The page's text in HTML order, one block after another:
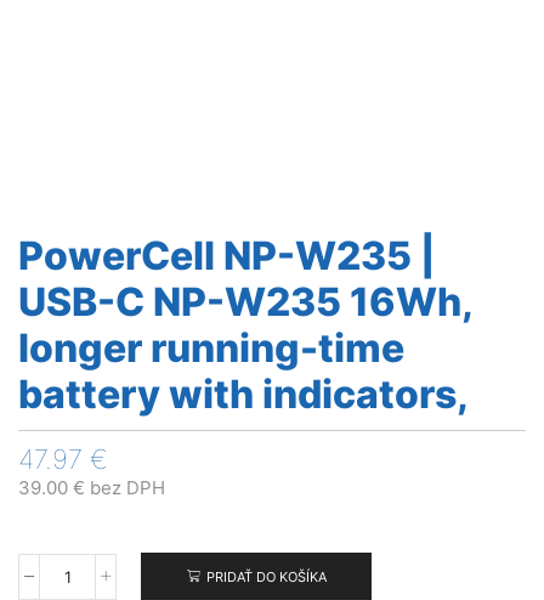
PowerCell NP-W235 |
USB-C NP-W235 16Wh,
longer running-time
battery with indicators,
47.97 €
39.00 € bez DPH
množstvo
PRIDAŤ DO KOŠÍKA